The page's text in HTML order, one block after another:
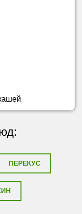
ПЕРЕКУС